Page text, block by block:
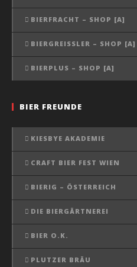
BIERFRACHT – SHOP [A]
BIERGREISSLER – SHOP [A]
BIERPLUS – SHOP [A]
BIER FREUNDE
KIESBYE AKADEMIE
CRAFT BIER FEST WIEN
BIERIG – ÖSTERREICH
DIE BIERGÄRTNEREI
BIER O.K.
PLUTZER BRÄU